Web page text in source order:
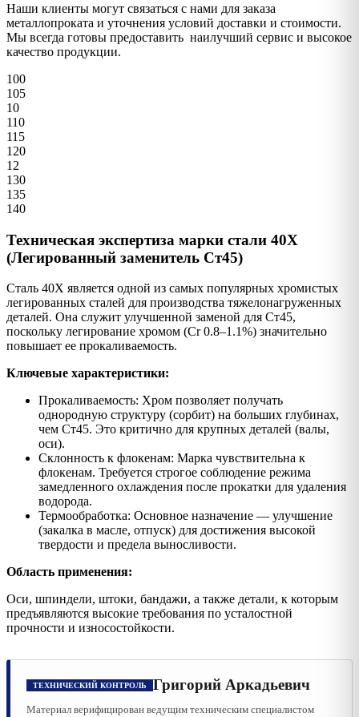
Наши клиенты могут связаться с нами для заказа
металлопроката и уточнения условий доставки и стоимости.
Мы всегда готовы предоставить наилучший сервис и высокое
качество продукции.
100
105
10
110
115
120
12
130
135
140
Техническая экспертиза марки стали 40Х
(Легированный заменитель Ст45)
Сталь 40Х является одной из самых популярных хромистых
легированных сталей для производства тяжелонагруженных
деталей. Она служит улучшенной заменой для Ст45,
поскольку легирование хромом (Cr 0.8–1.1%) значительно
повышает ее прокаливаемость.
Ключевые характеристики:
Прокаливаемость: Хром позволяет получать
однородную структуру (сорбит) на больших глубинах,
чем Ст45. Это критично для крупных деталей (валы,
оси).
Склонность к флокенам: Марка чувствительна к
флокенам. Требуется строгое соблюдение режима
замедленного охлаждения после прокатки для удаления
водорода.
Термообработка: Основное назначение — улучшение
(закалка в масле, отпуск) для достижения высокой
твердости и предела выносливости.
Область применения:
Оси, шпиндели, штоки, бандажи, а также детали, к которым
предъявляются высокие требования по усталостной
прочности и износостойкости.
ТЕХНИЧЕСКИЙ КОНТРОЛЬ Григорий Аркадьевич
Материал верифицирован ведущим техническим специалистом